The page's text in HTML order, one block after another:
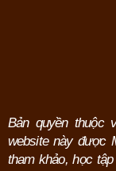
Bản quyền thuộc
website này được
tham khảo, học